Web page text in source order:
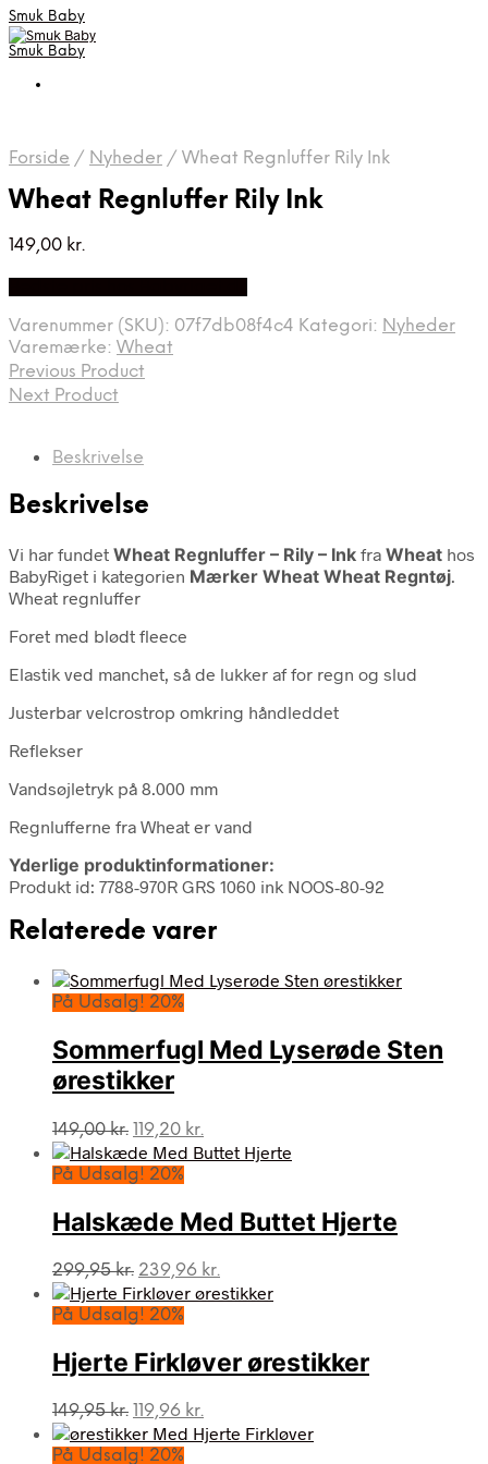
Smuk Baby
Smuk Baby
Forside / Nyheder / Wheat Regnluffer Rily Ink
Wheat Regnluffer Rily Ink
149,00 kr.
Varenummer (SKU): 07f7db08f4c4 Kategori: Nyheder
Varemærke: Wheat
Previous Product
Next Product
Beskrivelse
Beskrivelse
Vi har fundet Wheat Regnluffer – Rily – Ink fra Wheat hos
BabyRiget i kategorien Mærker Wheat Wheat Regntøj.
Wheat regnluffer
Foret med blødt fleece
Elastik ved manchet, så de lukker af for regn og slud
Justerbar velcrostrop omkring håndleddet
Reflekser
Vandsøjletryk på 8.000 mm
Regnlufferne fra Wheat er vand
Yderlige produktinformationer:
Produkt id: 7788-970R GRS 1060 ink NOOS-80-92
Relaterede varer
På Udsalg! 20%
Sommerfugl Med Lyserøde Sten
ørestikker
149,00kr. Den
oprindelige
pris
149,00 kr..
119,20 kr.
aktuelle
119,20 kr..
På Udsalg! 20%
Halskæde Med Buttet Hjerte
299,95kr. Den
oprindelige
pris
299,95 kr..
239,96 kr.
aktuelle
239,96 kr..
På Udsalg! 20%
Hjerte Firkløver ørestikker
149,95kr. Den
oprindelige
pris
119,96 kr.
aktuelle
På Udsalg! 20%